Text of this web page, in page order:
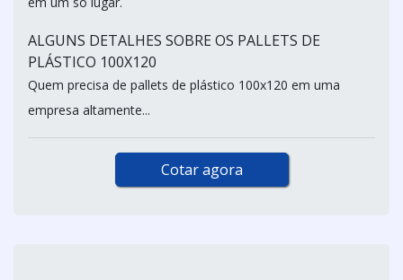
ALGUNS DETALHES SOBRE OS PALLETS DE
PLÁSTICO 100X120
Quem precisa de pallets de plástico 100x120 em uma
empresa altamente...
Cotar agora